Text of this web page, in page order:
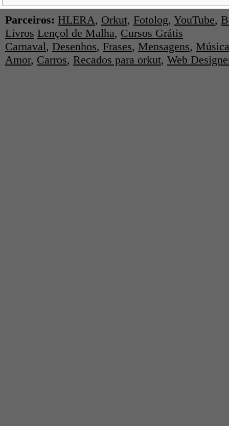
Parceiros: HLERA, Orkut, Fotolog, YouTube,
Livros Lençol de Malha, Cursos Grátis
Carnaval, Desenhos, Frases, Mensagens,
Amor, Carros, Recados para orkut, Web